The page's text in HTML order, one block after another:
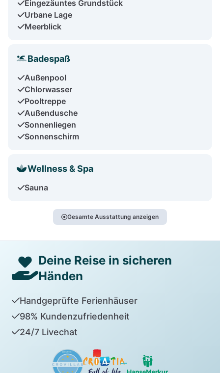
Eingezäuntes Grundstück
Urbane Lage
Meerblick
Badespaß
Außenpool
Chlorwasser
Pooltreppe
Außendusche
Sonnenliegen
Sonnenschirm
Wellness & Spa
Sauna
Gesamte Ausstattung anzeigen
Deine Reise in sicheren
Händen
Handgeprüfte Ferienhäuser
98% Kundenzufriedenheit
24/7 Livechat